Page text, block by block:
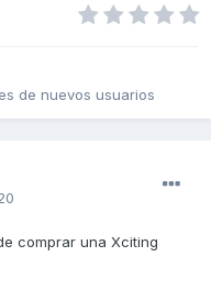
de nuevos usuarios
comprar una Xciting